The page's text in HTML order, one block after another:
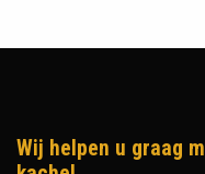
Wij helpen u graag